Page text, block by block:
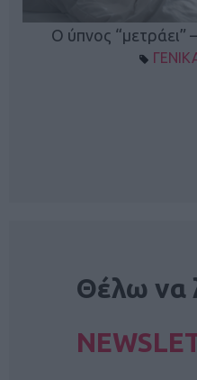
Ο ύπνος “μετράει”
Θέλω να